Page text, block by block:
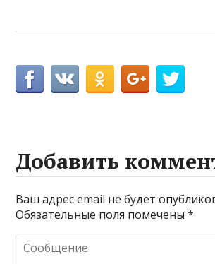
Добавить
Ваш адрес email не будет
Обязательные поля помечены*